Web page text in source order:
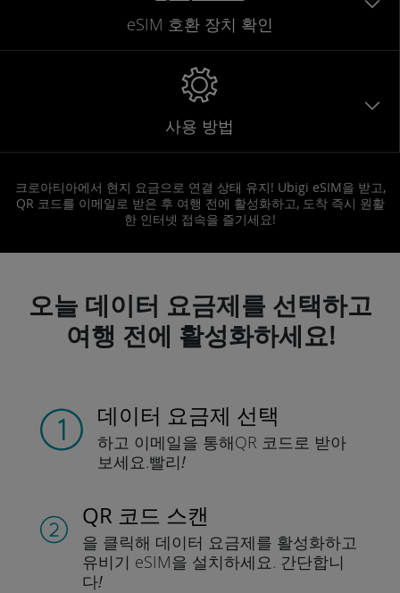
eSIM 호환 장치 확인
사용 방법
크로아티아에서 현지 요금으로 연결 상태 유지! Ubigi eSIM을 받고,
QR 코드를 이메일로 받은 후 여행 전에 활성화하고, 도착 즉시 원활
한 인터넷 접속을 즐기세요!
오늘 데이터 요금제를 선택하고
여행 전에 활성화하세요!
데이터 요금제 선택
하고 이메일을 통해QR 코드로 받아
보세요.빨리!
QR 코드 스캔
을 클릭해 데이터 요금제를 활성화하고
유비기 eSIM을 설치하세요. 간단합니
다!